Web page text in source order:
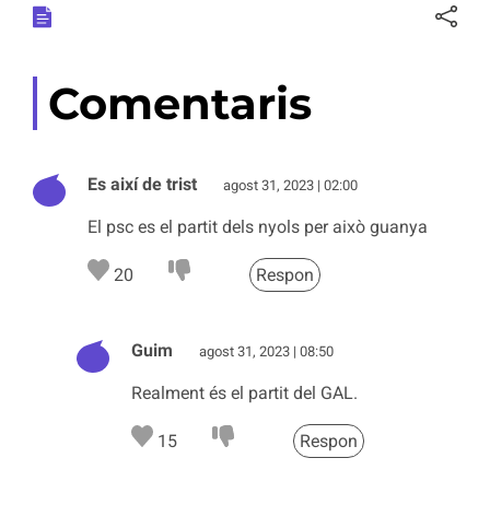
Comentaris
Es així de trist agost 31, 2023 | 02:00
El psc es el partit dels nyols per això guanya
20 Respon
Guim agost 31, 2023 | 08:50
Realment és el partit del GAL.
15 Respon